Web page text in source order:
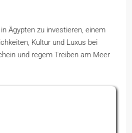
Ägypten zu investieren, einem
Kultur und Luxus bei
und regem Treiben am Meer